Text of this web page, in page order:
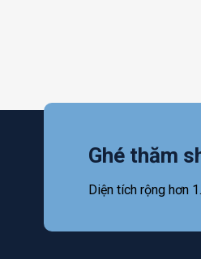
Ghé thăm
Diện tích rộng hơn